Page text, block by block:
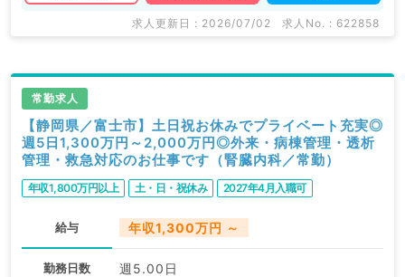
求人更新日 : 2026/07/02 求人No. : 622858
常勤求人
【静岡県／富士市】土日祝お休みでプライベート充実◎
週5日1,300万円～2,000万円◎外来・病棟管理・透析
管理・救急対応のお仕事です（腎臓内科／常勤）
年収1,800万円以上 土・日・祝休み 2027年4月入職可
給与 年収1,300万円 ～
勤務日数 週5.00日